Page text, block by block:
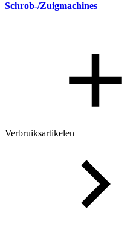
Schrob-/Zuigmachines
Verbruiksartikelen